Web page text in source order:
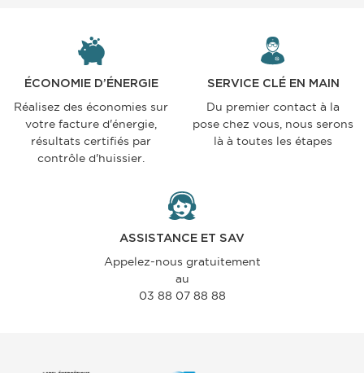
ÉCONOMIE D’ÉNERGIE
Réalisez des économies sur
votre facture d'énergie,
résultats certifiés par
contrôle d'huissier.
SERVICE CLÉ EN MAIN
Du premier contact à la
pose chez vous, nous serons
là à toutes les étapes
ASSISTANCE ET SAV
Appelez-nous gratuitement
au
03 88 07 88 88